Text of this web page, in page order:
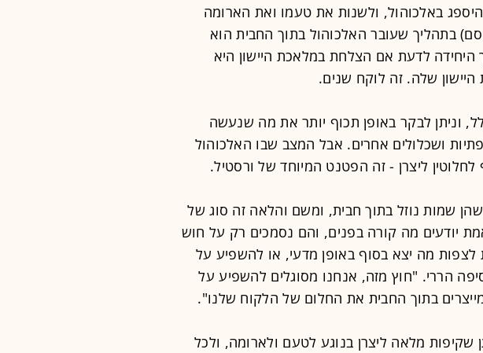
באלכוהול, ולשנות את טעמו ואת הארומה
בתהליך שעובר האלכוהול בתוך החבית הוא
היחידה לדעת אם הצלחת במלאכת היישון היא
שלה. זה לוקח שנים.
וניתן לבקר באופן תכוף יותר את מה שנעשה
ושכלולים אחרים. אבל המצב שבו האלכוהול
ליצרן - זה הפטנט המיוחד של ורסטיל.
שמות נוזל בתוך חבית, ומשם והלאה זה סוג של
יודעים מה קורה בפנים, והם נסמכים רק על חוש
לצפות מה יצא בסוף באופן מדעי, או להשפיע על
הררי. "חוץ מזה, אנחנו מסוגלים להשפיע על
בתוך החבית את החלום של הלקוח שלנו".
מלאה ליצרן בנוגע לטעם ולארומה, ולכל